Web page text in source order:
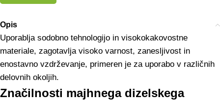
Opis
Uporablja sodobno tehnologijo in visokokakovostne
materiale, zagotavlja visoko varnost, zanesljivost in
enostavno vzdrževanje, primeren je za uporabo v različnih
delovnih okoljih.
Značilnosti majhnega dizelskega